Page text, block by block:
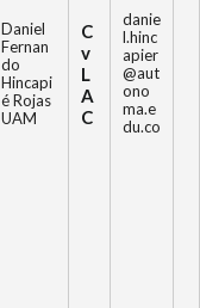
Daniel
Fernan
do
Hincapi
é Rojas
UAM
C
v
L
A
C
danie
l.hinc
apier
@aut
ono
ma.e
du.co